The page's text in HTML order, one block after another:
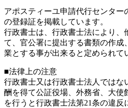
アポスティーユ申請代行センター
の登録証を掲載しています。
行政書士は、行政書士法により、
て、官公署に提出する書類の作成
業とする事が出来ると定められて
■法律上の注意
行政書士又は行政書士法人ではな
酬を得て公証役場、外務省、大使
を行うと行政書士法第21条の違反